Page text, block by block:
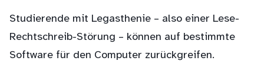
Studierende mit Legasthenie – also einer Lese-
Rechtschreib-Störung – können auf bestimmte
Software für den Computer zurückgreifen.